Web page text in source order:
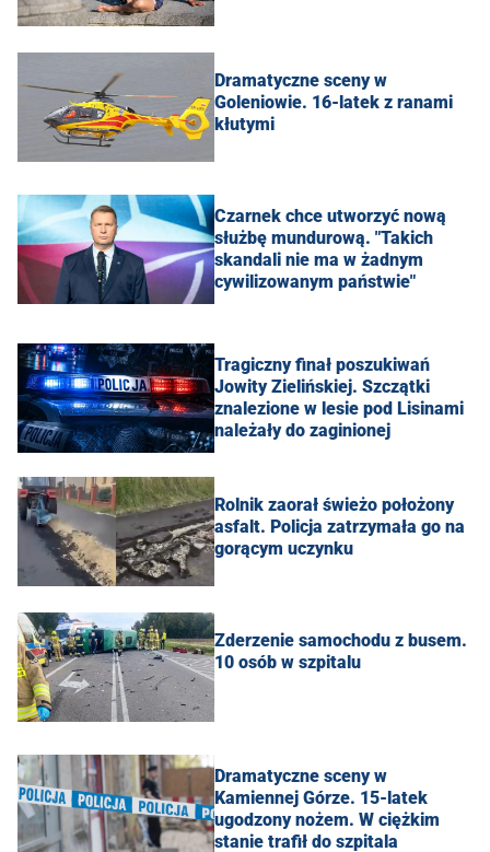
Dramatyczne sceny w
Goleniowie. 16-latek z ranami
kłutymi
Czarnek chce utworzyć nową
służbę mundurową. "Takich
skandali nie ma w żadnym
cywilizowanym państwie"
Tragiczny finał poszukiwań
Jowity Zielińskiej. Szczątki
znalezione w lesie pod Lisinami
należały do zaginionej
Rolnik zaorał świeżo położony
asfalt. Policja zatrzymała go na
gorącym uczynku
Zderzenie samochodu z busem.
10 osób w szpitalu
Dramatyczne sceny w
Kamiennej Górze. 15-latek
ugodzony nożem. W ciężkim
stanie trafił do szpitala